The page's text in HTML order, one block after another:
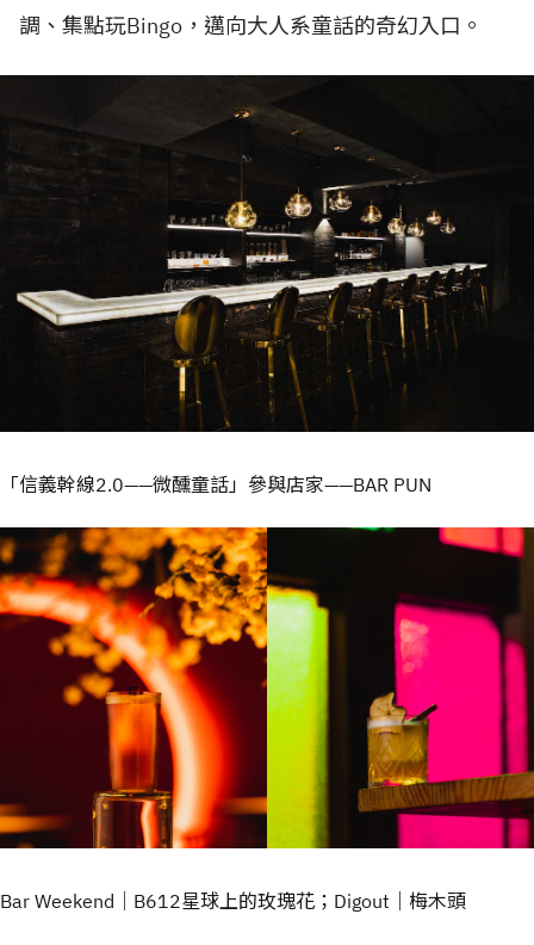
調、集點玩Bingo，邁向大人系童話的奇幻入口。
「信義幹線2.0——微醺童話」參與店家——BAR PUN
Bar Weekend｜B612星球上的玫瑰花；Digout｜梅木頭